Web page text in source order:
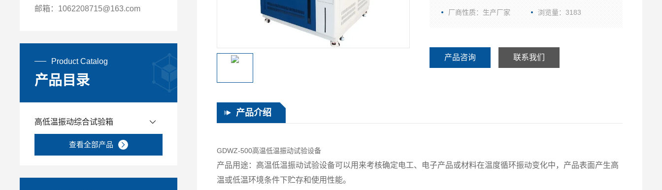
邮箱：1062208715@163.com
Product Catalog
产品目录
高低温振动综合试验箱
查看全部产品
厂商性质：生产厂家 浏览量：3183
产品咨询 联系我们
产品介绍
GDWZ-500高温低温振动试验设备
产品用途：高温低温振动试验设备可以用来考核确定电工、电子产品或材料在温度循环振动变化中，产品表面产生高
温或低温环境条件下贮存和使用性能。